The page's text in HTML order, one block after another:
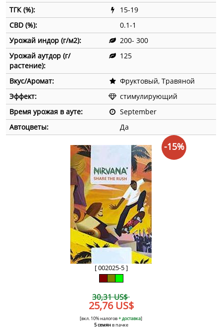
ТГК (%):
15-19
CBD (%):
0.1-1
Урожай индор (г/м2):
200- 300
Урожай аутдор (г/
растение):
125
Вкус/Аромат:
Фруктовый, Травяной
Эффект:
стимулирующий
Время урожая в ауте:
September
Автоцветы:
Да
[ 002025-5 ]
30,31 US$
25,76 US$
[вкл. 10% налогов+ доставка]
5 семянв пачке
-15%